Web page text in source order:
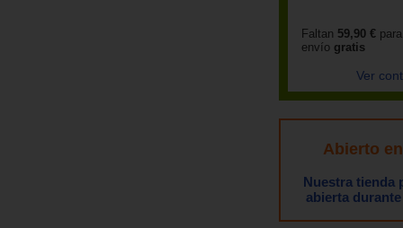
Faltan 59,90 €
envío gratis
Ver
Abierto
Nuestra tienda
abierta